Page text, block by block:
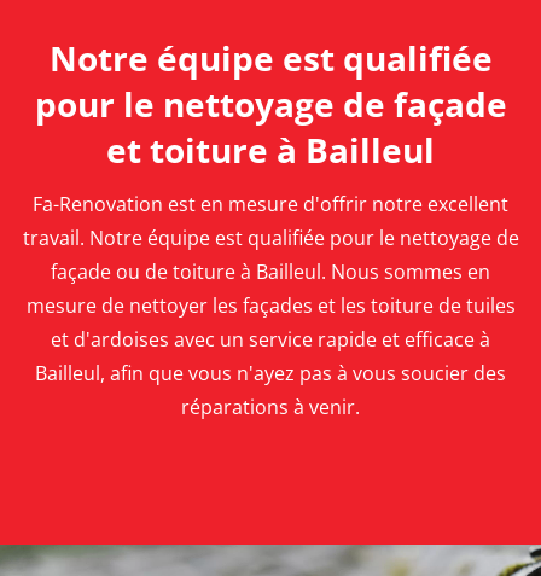
Notre équipe est qualifiée
pour le nettoyage de façade
et toiture à Bailleul
Fa-Renovation est en mesure d'offrir notre excellent
travail. Notre équipe est qualifiée pour le nettoyage de
façade ou de toiture à Bailleul. Nous sommes en
mesure de nettoyer les façades et les toiture de tuiles
et d'ardoises avec un service rapide et efficace à
Bailleul, afin que vous n'ayez pas à vous soucier des
réparations à venir.